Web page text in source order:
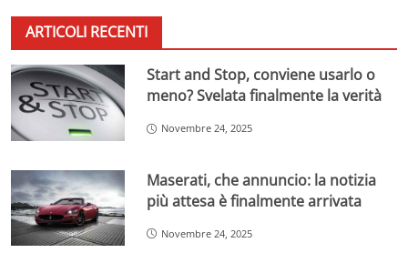
ARTICOLI RECENTI
Start and Stop, conviene usarlo o
meno? Svelata finalmente la verità
Novembre 24, 2025
Maserati, che annuncio: la notizia
più attesa è finalmente arrivata
Novembre 24, 2025